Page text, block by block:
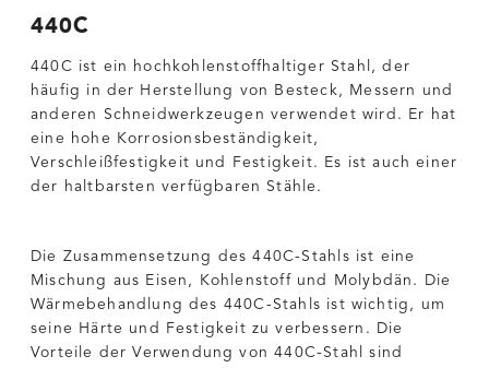
440C
440C ist ein hochkohlenstoffhaltiger Stahl, der
häufig in der Herstellung von Besteck, Messern und
anderen Schneidwerkzeugen verwendet wird. Er hat
eine hohe Korrosionsbeständigkeit,
Verschleißfestigkeit und Festigkeit. Es ist auch einer
der haltbarsten verfügbaren Stähle.
Die Zusammensetzung des 440C-Stahls ist eine
Mischung aus Eisen, Kohlenstoff und Molybdän. Die
Wärmebehandlung des 440C-Stahls ist wichtig, um
seine Härte und Festigkeit zu verbessern. Die
Vorteile der Verwendung von 440C-Stahl sind